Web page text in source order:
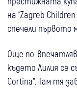
на “Zagreb
спечели първото
Още по-
където Лилия се
Cortina“. Там тя